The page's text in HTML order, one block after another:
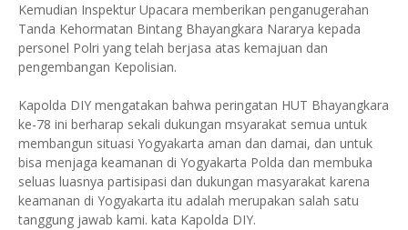
Kemudian Inspektur Upacara memberikan penganugerahan
Tanda Kehormatan Bintang Bhayangkara Nararya kepada
personel Polri yang telah berjasa atas kemajuan dan
pengembangan Kepolisian.
Kapolda DIY mengatakan bahwa peringatan HUT Bhayangkara
ke-78 ini berharap sekali dukungan msyarakat semua untuk
membangun situasi Yogyakarta aman dan damai, dan untuk
bisa menjaga keamanan di Yogyakarta Polda dan membuka
seluas luasnya partisipasi dan dukungan masyarakat karena
keamanan di Yogyakarta itu adalah merupakan salah satu
tanggung jawab kami. kata Kapolda DIY.